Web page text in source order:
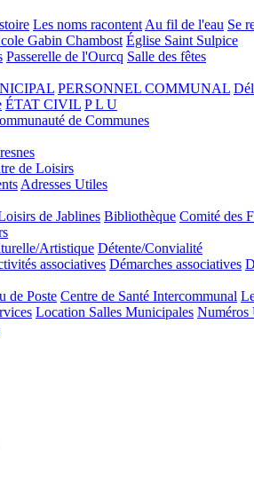
Les noms racontent Au fil de l'eau Se
Gabin Chambost Église Saint Sulpice
Passerelle de l'Ourcq Salle des fêtes
PERSONNEL COMMUNAL
ÉTAT CIVIL P L U
de Communes
de Loisirs
Adresses Utiles
de Jablines Bibliothèque Comité des
Artistique Détente/Convialité
associatives Démarches associatives
de Poste Centre de Santé Intercommunal
Location Salles Municipales Numéros